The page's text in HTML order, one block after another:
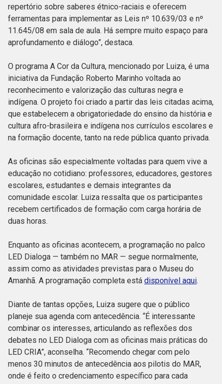
repertório sobre saberes étnico-raciais e oferecem
ferramentas para implementar as Leis nº 10.639/03 e nº
11.645/08 em sala de aula. Há sempre muito espaço para
aprofundamento e diálogo”, destaca.
O programa A Cor da Cultura, mencionado por Luiza, é uma
iniciativa da Fundação Roberto Marinho voltada ao
reconhecimento e valorização das culturas negra e
indígena. O projeto foi criado a partir das leis citadas acima,
que estabelecem a obrigatoriedade do ensino da história e
cultura afro-brasileira e indígena nos currículos escolares e
na formação docente, tanto na rede pública quanto privada.
As oficinas são especialmente voltadas para quem vive a
educação no cotidiano: professores, educadores, gestores
escolares, estudantes e demais integrantes da
comunidade escolar. Luiza ressalta que os participantes
recebem certificados de formação com carga horária de
duas horas.
Enquanto as oficinas acontecem, a programação no palco
LED Dialoga — também no MAR — segue normalmente,
assim como as atividades previstas para o Museu do
Amanhã. A programação completa está disponível aqui.
Diante de tantas opções, Luiza sugere que o público
planeje sua agenda com antecedência. “É interessante
combinar os interesses, articulando as reflexões dos
debates no LED Dialoga com as oficinas mais práticas do
LED CRIA”, aconselha. “Recomendo chegar com pelo
menos 30 minutos de antecedência aos pilotis do MAR,
onde é feito o credenciamento específico para cada